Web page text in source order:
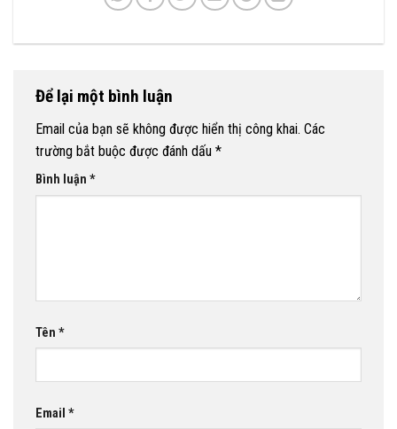
Để lại một bình luận
Email của bạn sẽ không được hiển thị công khai. Các
trường bắt buộc được đánh dấu *
Bình luận *
Tên *
Email *